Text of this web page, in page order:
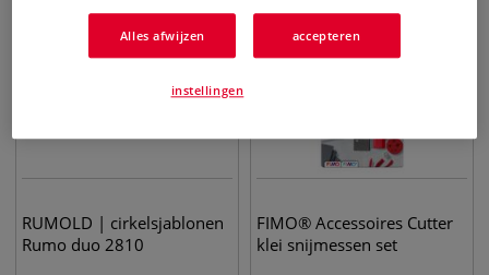
RUMOLD | cirkelsjablonen
Rumo duo 2810
FIMO® Accessoires Cutter
klei snijmessen set
Alles afwijzen accepteren
instellingen